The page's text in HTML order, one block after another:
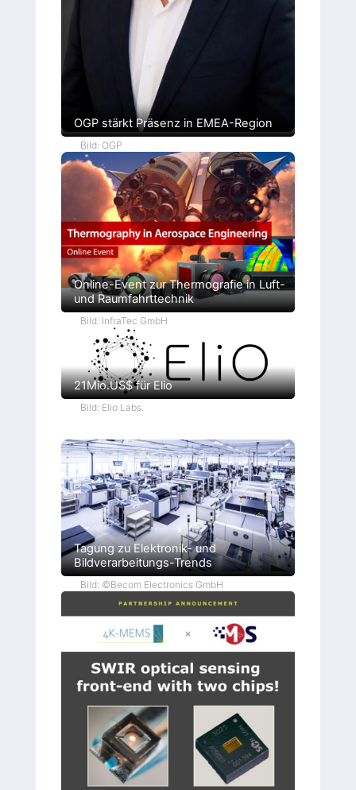
OGP stärkt Präsenz in EMEA-Region
Bild: OGP
Online-Event zur Thermografie in Luft-
und Raumfahrttechnik
Bild: InfraTec GmbH
21Mio.US$ für Elio
Bild: Elio Labs.
Tagung zu Elektronik- und
Bildverarbeitungs-Trends
Bild: ©Becom Electronics GmbH